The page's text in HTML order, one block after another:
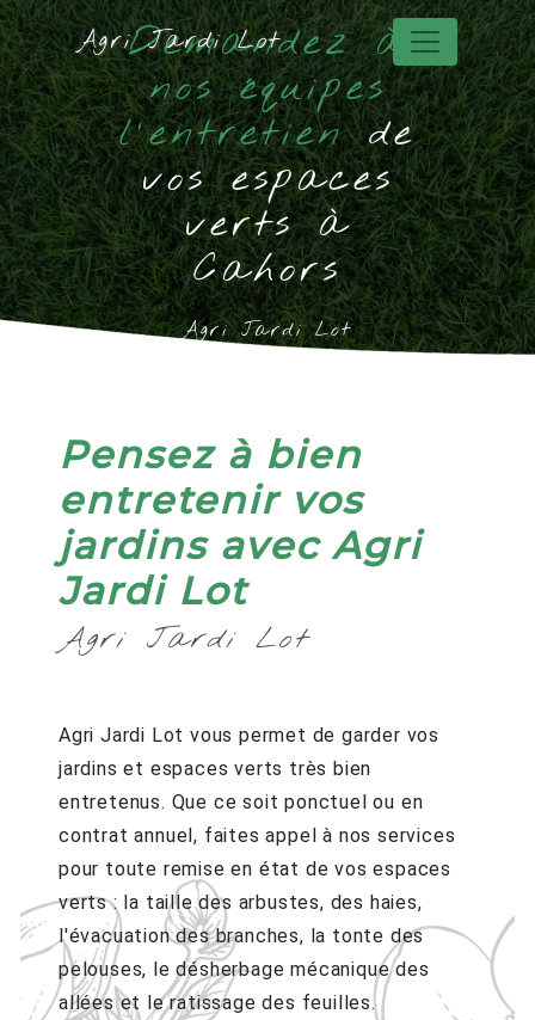
Panneau de gestion des cookies
Agri Jardi Lot
Demandez à
nos équipes
l'entretiende
vos espaces
verts à
Cahors
Agri Jardi Lot
Pensez à bien
entretenir vos
jardins avec Agri
Jardi Lot
Agri Jardi Lot
Agri Jardi Lot vous permet de garder vos
jardins et espaces verts très bien
entretenus. Que ce soit ponctuel ou en
contrat annuel, faites appel à nos services
pour toute remise en état de vos espaces
verts : la taille des arbustes, des haies,
l'évacuation des branches, la tonte des
pelouses, le désherbage mécanique des
allées et le ratissage des feuilles.